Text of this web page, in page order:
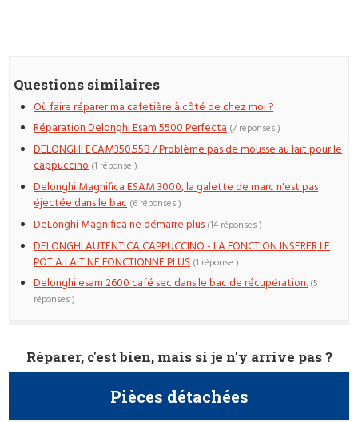
Questions similaires
Où faire réparer ma cafetière à côté de chez moi ?
Réparation Delonghi Esam 5500 Perfecta (7 réponses )
DELONGHI ECAM350.55B / Problème pas de mousse au lait pour le
cappuccino (1 réponse )
Delonghi Magnifica ESAM 3000, la galette de marc n'est pas
éjectée dans le bac (6 réponses )
DeLonghi Magnifica ne démarre plus (14 réponses )
DELONGHI AUTENTICA CAPPUCCINO - LA FONCTION INSERER LE
POT A LAIT NE FONCTIONNE PLUS (1 réponse )
Delonghi esam 2600 café sec dans le bac de récupération. (5
réponses )
Réparer, c'est bien, mais si je n'y arrive pas ?
Pièces détachées